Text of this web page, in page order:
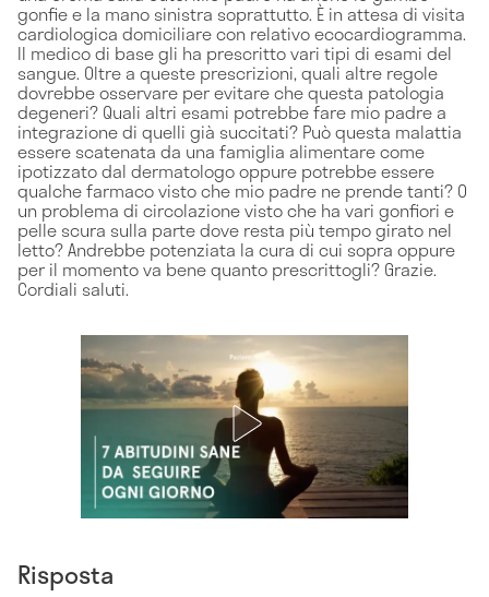
gonfie e la mano sinistra soprattutto. È in attesa di visita
cardiologica domiciliare con relativo ecocardiogramma.
Il medico di base gli ha prescritto vari tipi di esami del
sangue. Oltre a queste prescrizioni, quali altre regole
dovrebbe osservare per evitare che questa patologia
degeneri? Quali altri esami potrebbe fare mio padre a
integrazione di quelli già succitati? Può questa malattia
essere scatenata da una famiglia alimentare come
ipotizzato dal dermatologo oppure potrebbe essere
qualche farmaco visto che mio padre ne prende tanti? O
un problema di circolazione visto che ha vari gonfiori e
pelle scura sulla parte dove resta più tempo girato nel
letto? Andrebbe potenziata la cura di cui sopra oppure
per il momento va bene quanto prescrittogli? Grazie.
Cordiali saluti.
Risposta